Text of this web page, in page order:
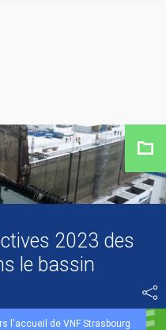
2023 des
le bassin
l'accueil de VNF Strasbourg